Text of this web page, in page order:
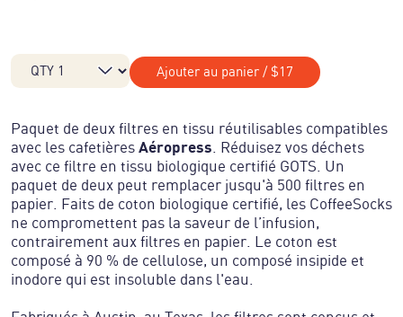
Ajouter au panier/ $17
Paquet de deux filtres en tissu réutilisables compatibles
avec les cafetières Aéropress. Réduisez vos déchets
avec ce filtre en tissu biologique certifié GOTS. Un
paquet de deux peut remplacer jusqu'à 500 filtres en
papier. Faits de coton biologique certifié, les CoffeeSocks
ne compromettent pas la saveur de l’infusion,
contrairement aux filtres en papier. Le coton est
composé à 90 % de cellulose, un composé insipide et
inodore qui est insoluble dans l'eau.